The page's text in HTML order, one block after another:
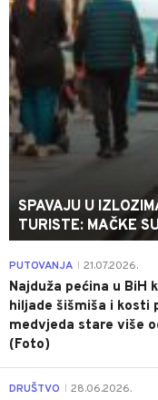
SPAVAJU U
TURISTE: MAČKE
PUTOVANJA 21.07.2026.
Najduža pećina u BiH
hiljade šišmiša i kosti
medvjeda stare više
(Foto)
DRUŠTVO 28.06.2026.